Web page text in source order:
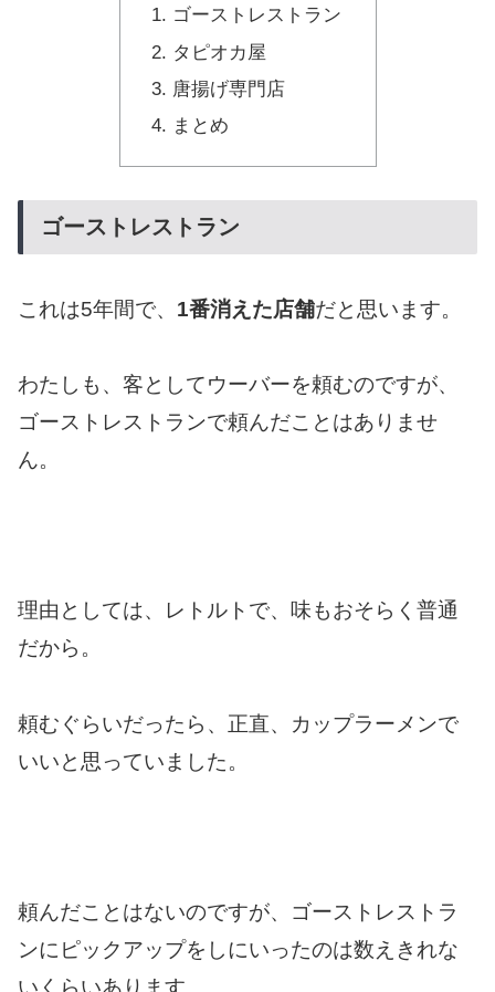
ゴーストレストラン
タピオカ屋
唐揚げ専門店
まとめ
ゴーストレストラン
これは5年間で、 1番消えた店舗だと思います。
わたしも、客としてウーバーを頼むのですが、
ゴーストレストランで頼んだことはありませ
ん。
理由としては、レトルトで、味もおそらく普通
だから。
頼むぐらいだったら、正直、カップラーメンで
いいと思っていました。
頼んだことはないのですが、ゴーストレストラ
ンにピックアップをしにいったのは数えきれな
いくらいあります。